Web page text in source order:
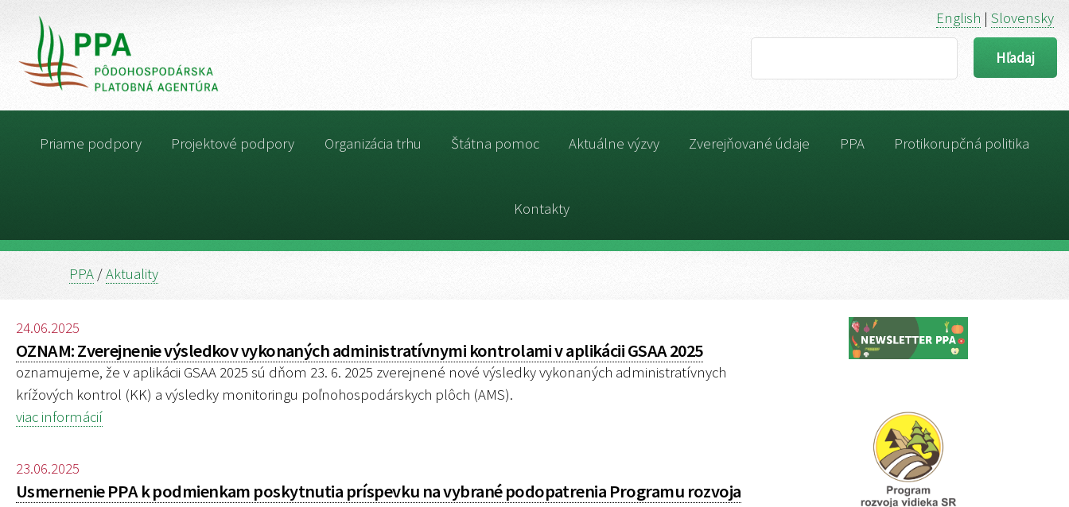
English |Slovensky
Priame podpory Projektové podpory Organizácia trhu Štátna pomoc Aktuálne výzvy Zverejňované údaje PPA Protikorupčná politika
Kontakty
PPA /Aktuality
24.06.2025
OZNAM: Zverejnenie výsledkov vykonaných administratívnymi kontrolami v aplikácii GSAA 2025
oznamujeme, že v aplikácii GSAA 2025 sú dňom 23. 6. 2025 zverejnené nové výsledky vykonaných administratívnych
krížových kontrol (KK) a výsledky monitoringu poľnohospodárskych plôch (AMS).
viac informácií
23.06.2025
Usmernenie PPA k podmienkam poskytnutia príspevku na vybrané podopatrenia Programu rozvoja